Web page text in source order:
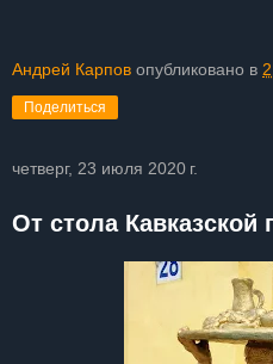
Андрей Карпов опубликовано в
Поделиться
четверг, 23 июля 2020 г.
От стола Кавказской